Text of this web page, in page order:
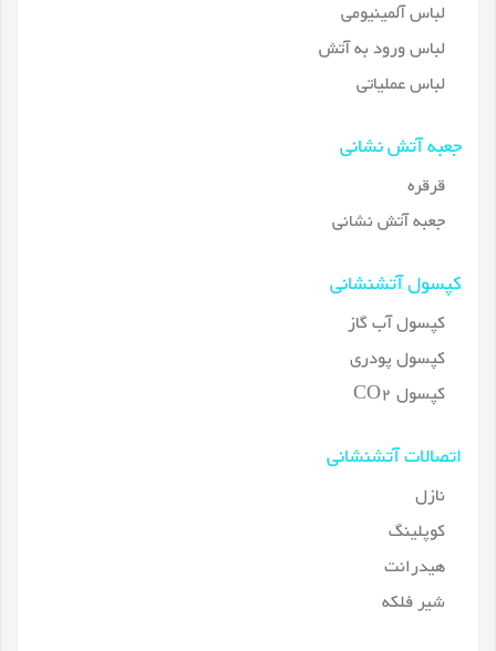
لباس آلمینیومی
لباس ورود به آتش
لباس عملیاتی
جعبه آتش نشانی
قرقره
جعبه آتش نشانی
کپسول آتشنشانی
کپسول آب گاز
کپسول پودری
کپسول CO2
اتصالات آتشنشانی
نازل
کوپلینگ
هیدرانت
شیر فلکه